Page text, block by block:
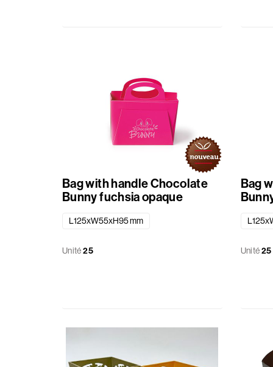
standard
imprimé
Bag with handle Chocolate
Bunny fuchsia opaque
L125xW55xH95 mm
Unité25
Bag
Unité25